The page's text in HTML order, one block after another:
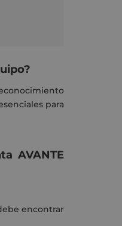
para
AVANTE
encontrar